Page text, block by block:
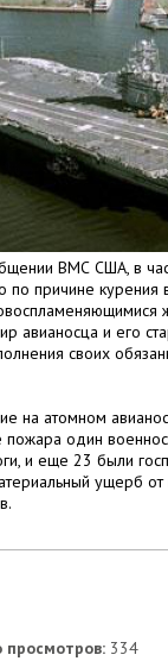
ВМС США, в
по причине
авианосца и его
своих
на атомном
пожара один
и еще 23 были
ущерб от
334